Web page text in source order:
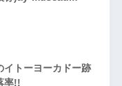
イトーヨーカドー跡
率!!